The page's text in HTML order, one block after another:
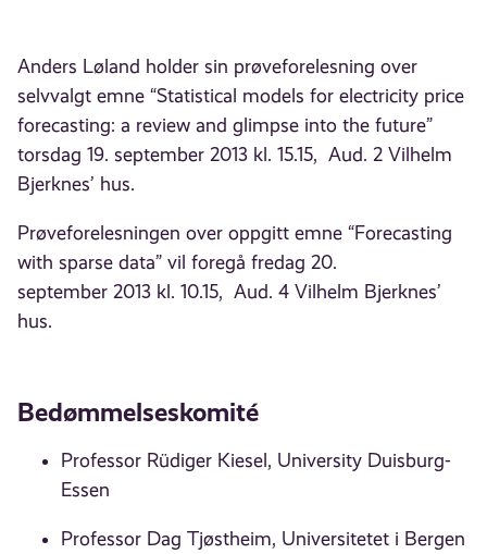
Anders Løland holder sin prøveforelesning over
selvvalgt emne “Statistical models for electricity price
forecasting: a review and glimpse into the future”
torsdag 19. september 2013 kl. 15.15, Aud. 2 Vilhelm
Bjerknes’ hus.
Prøveforelesningen over oppgitt emne “Forecasting
with sparse data” vil foregå fredag 20.
september 2013 kl. 10.15, Aud. 4 Vilhelm Bjerknes’
hus.
Bedømmelseskomité
Professor Rüdiger Kiesel, University Duisburg-
Essen
Professor Dag Tjøstheim, Universitetet i Bergen